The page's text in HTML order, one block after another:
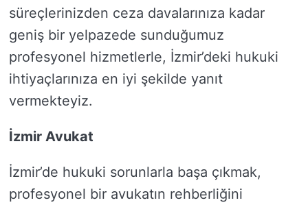
süreçlerinizden ceza davalarınıza kadar
geniş bir yelpazede sunduğumuz
profesyonel hizmetlerle, İzmir’deki hukuki
ihtiyaçlarınıza en iyi şekilde yanıt
vermekteyiz.
İzmir Avukat
İzmir’de hukuki sorunlarla başa çıkmak,
profesyonel bir avukatın rehberliğini